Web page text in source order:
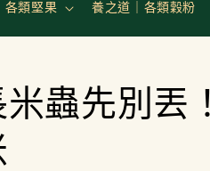
各類堅果 養之道｜各類穀粉
蟲先別丟